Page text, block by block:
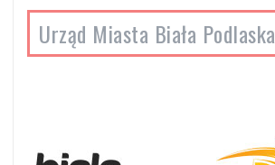
Urząd Miasta Biała Podlaska